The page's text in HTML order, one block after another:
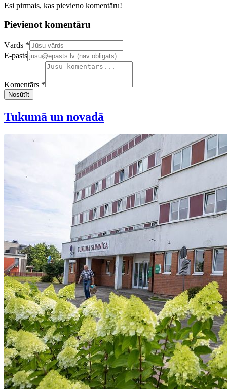
Esi pirmais, kas pievieno komentāru!
Pievienot komentāru
Confirm your email address
Vārds *
E-pasts
Komentārs *
Nosūtīt
Tukumā un novadā